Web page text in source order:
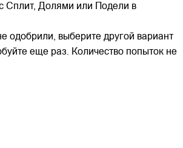
Сплит, Долями или Подели в
одобрили, выберите другой вариант
еще раз. Количество попыток не